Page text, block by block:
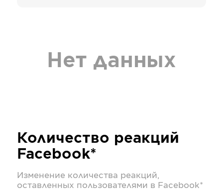
Нет данных
Количество реакций
Facebook*
Изменение количества реакций,
оставленных пользователями в Facebook*